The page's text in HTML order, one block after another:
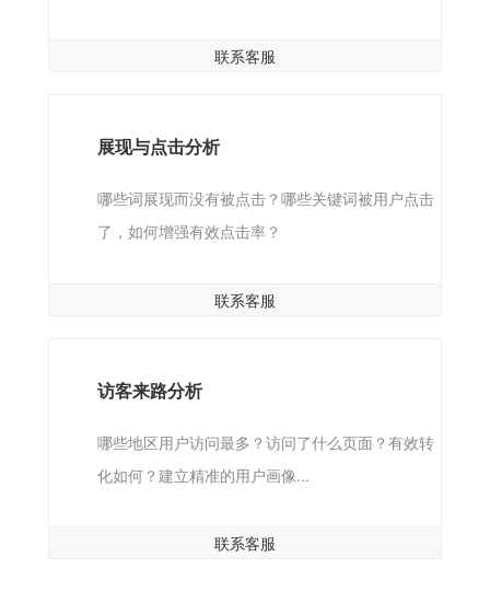
联系客服
展现与点击分析
哪些词展现而没有被点击？哪些关键词被用户点击
了，如何增强有效点击率？
联系客服
访客来路分析
哪些地区用户访问最多？访问了什么页面？有效转
化如何？建立精准的用户画像...
联系客服